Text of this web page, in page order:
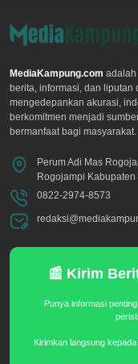
MediaKampung.com adalah
berita, informasi, dan
mengedepankan akurasi,
berkomitmen menjadi
bermanfaat bagi masyarakat.
Perum Adi Mas
Rogojampi
0822-2974-8573
📰 Kirim
Punya informasi
Kirimkan langsung